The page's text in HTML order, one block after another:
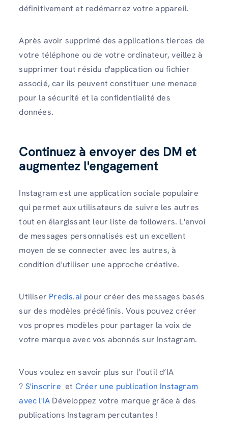
définitivement et redémarrez votre appareil.
Après avoir supprimé des applications tierces de
votre téléphone ou de votre ordinateur, veillez à
supprimer tout résidu d'application ou fichier
associé, car ils peuvent constituer une menace
pour la sécurité et la confidentialité des
données.
Continuez à envoyer des DM et
augmentez l'engagement
Instagram est une application sociale populaire
qui permet aux utilisateurs de suivre les autres
tout en élargissant leur liste de followers. L'envoi
de messages personnalisés est un excellent
moyen de se connecter avec les autres, à
condition d'utiliser une approche créative.
Utiliser Predis.ai pour créer des messages basés
sur des modèles prédéfinis. Vous pouvez créer
vos propres modèles pour partager la voix de
votre marque avec vos abonnés sur Instagram.
Vous voulez en savoir plus sur l’outil d’IA
? S'inscrire et Créer une publication Instagram
avec l'IA Développez votre marque grâce à des
publications Instagram percutantes !